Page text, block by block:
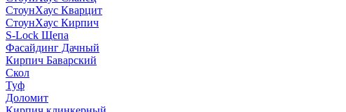
СтоунХаус Кварцит
СтоунХаус Кирпич
S-Lock Щепа
Фасайдинг Дачный
Кирпич Баварский
Скол
Туф
Доломит